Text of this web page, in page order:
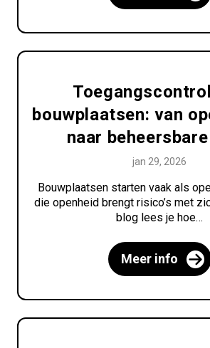
bouwplaatsen: van
naar
jan 29, 2026
Bouwplaatsen starten vaak als
die openheid brengt risico’s met
blog lees je hoe…
Meer info